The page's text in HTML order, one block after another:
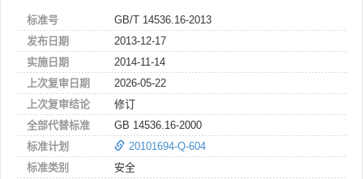
标准号
GB/T 14536.16-2013
发布日期
2013-12-17
实施日期
2014-11-14
上次复审日期
2026-05-22
上次复审结论
修订
全部代替标准
GB 14536.16-2000
标准计划
20101694-Q-604
标准类别
安全